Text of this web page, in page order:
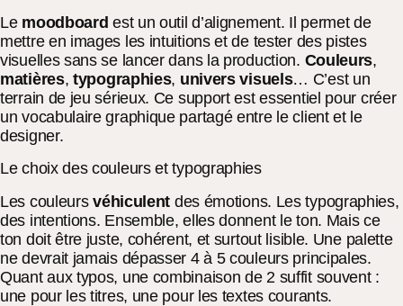
Le moodboardest un outil d’alignement. Il permet de
mettre en images les intuitions et de tester des pistes
visuelles sans se lancer dans la production. Couleurs,
matières,typographies, univers visuels… C’est un
terrain de jeu sérieux. Ce support est essentiel pour créer
un vocabulaire graphique partagé entre le client et le
designer.
Le choix des couleurs et typographies
Les couleursvéhiculent des émotions. Les typographies,
des intentions. Ensemble, elles donnent le ton. Mais ce
ton doit être juste, cohérent, et surtout lisible. Une palette
ne devrait jamais dépasser 4 à 5 couleurs principales.
Quant aux typos, une combinaison de 2 suffit souvent :
une pour les titres, une pour les textes courants.